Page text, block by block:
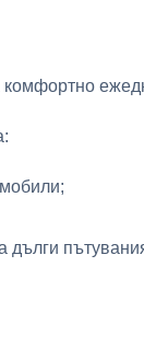
комфортно
дълги